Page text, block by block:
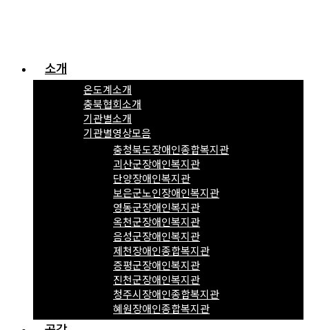
소개
온도계소개
충북협회소개
기관별소개
기관별영상모음
충청북도장애인종합복지관
괴산군장애인복지관
단양장애인복지관
보은군노인장애인복지관
영동군장애인복지관
옥천군장애인복지관
음성군장애인복지관
제천장애인종합복지관
증평군장애인복지관
진천군장애인복지관
청주시장애인종합복지관
혜원장애인종합복지관